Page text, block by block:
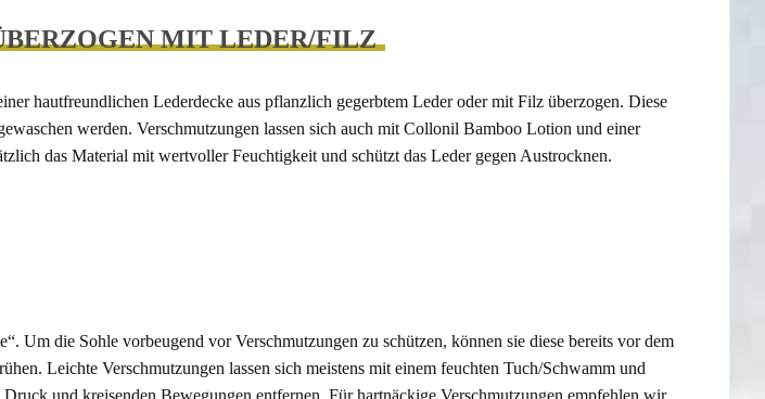
MIT LEDER/FILZ
hautfreundlichen Lederdecke aus pflanzlich gegerbtem Leder oder mit Filz überzogen. Diese
werden. Verschmutzungen lassen sich auch mit Collonil Bamboo Lotion und einer
das Material mit wertvoller Feuchtigkeit und schützt das Leder gegen Austrocknen.
Um die Sohle vorbeugend vor Verschmutzungen zu schützen, können sie diese bereits vor dem
Leichte Verschmutzungen lassen sich meistens mit einem feuchten Tuch/Schwamm und